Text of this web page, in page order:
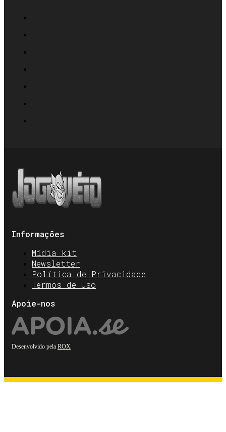
Informações
Mídia kit
Newsletter
Política de Privacidade
Termos de Uso
Apoie-nos
Desenvolvido pela ROX